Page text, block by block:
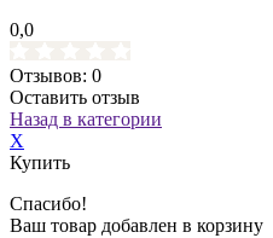
0,0
Отзывов: 0
Оставить отзыв
Назад в категории
X
Купить
Спасибо!
Ваш товар добавлен в корзину